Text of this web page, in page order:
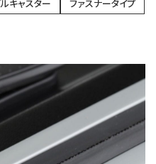
キャスター ファスナータイプ